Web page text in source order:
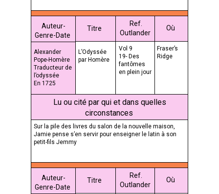
Vol 9
19- Des
fantômes
en plein jour
Lu ou cité par qui et dans quelles
circonstances
Où
Sur la pile des livres du salon de la nouvelle maison,
Jamie pense s’en servir pour enseigner le latin à son
petit-fils Jemmy
Auteur-
Genre-Date
Alexander
Pope-Homère
Traducteur de
l’odyssée
En 1725
Fraser’s
Ridge
L’Odyssée
par Homère
Ref.
Outlander
Titre
Où
Ref.
Outlander
Titre
Auteur-
Genre-Date